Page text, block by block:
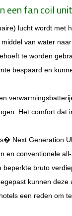
een fan coil unit
lucht wordt met
van water
te worden
bespaard en
Het comfort
� Next Generation
en conventionele
beperkte bruto
kunnen
een reden om